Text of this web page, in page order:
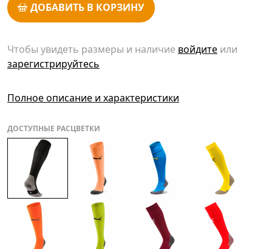
ДОБАВИТЬ В КОРЗИНУ
Чтобы увидеть размеры и наличие войдите или
зарегистрируйтесь
Полное описание и характеристики
ДОСТУПНЫЕ РАСЦВЕТКИ